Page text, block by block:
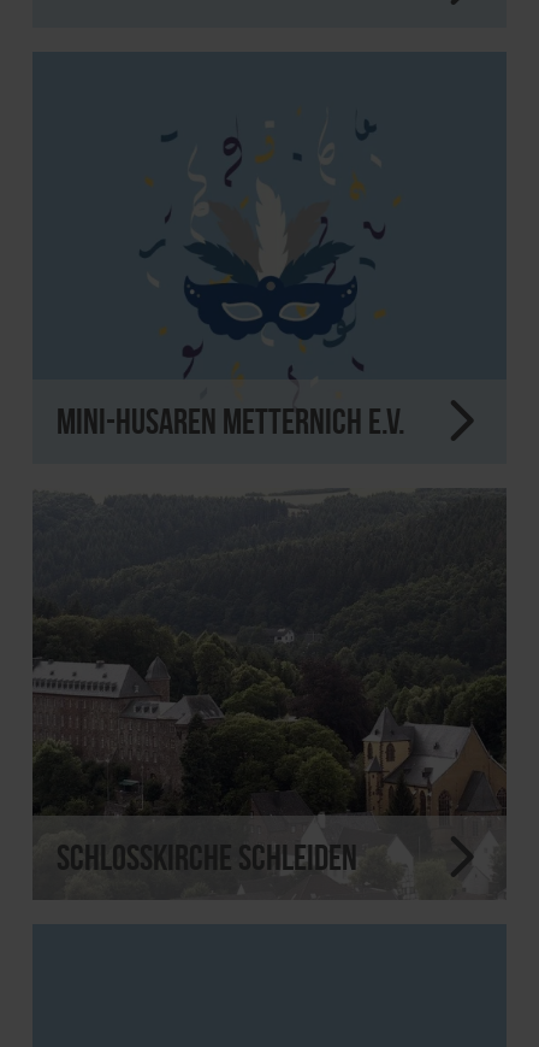
Mini-Husaren Metternich e.V.
Schlosskirche Schleiden